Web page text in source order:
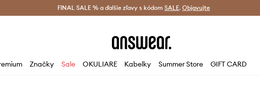
Bezplatná doprava od 60 € > Doručenie aj do 24 h >
FINAL SALE % a ďalšie zľavy s kódom SALE. Objavujte
Značky Sale OKULIARE Kabelky Summer Store GIFT CARD